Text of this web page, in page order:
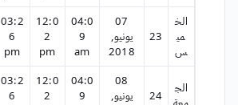
الخ
مي
س
23
07
يونيو,
2018
04:0
9
am
12:0
2
pm
03:2
6
pm
الج
24
08
يونيو,
04:0
9
12:0
2
03:2
6